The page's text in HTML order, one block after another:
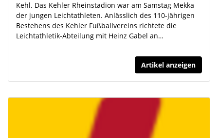
Kehl. Das Kehler Rheinstadion war am Samstag Mekka
der jungen Leichtathleten. Anlässlich des 110-jährigen
Bestehens des Kehler Fußballvereins richtete die
Leichtathletik-Abteilung mit Heinz Gabel an…
Artikel anzeigen